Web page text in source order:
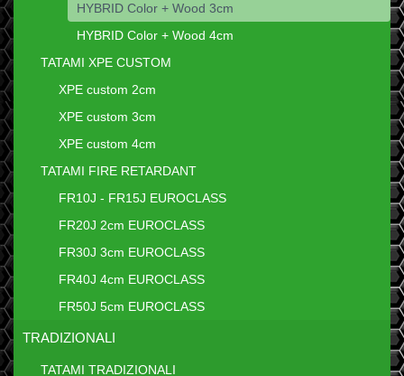
HYBRID Color + Wood 3cm
HYBRID Color + Wood 4cm
TATAMI XPE CUSTOM
XPE custom 2cm
XPE custom 3cm
XPE custom 4cm
TATAMI FIRE RETARDANT
FR10J - FR15J EUROCLASS
FR20J 2cm EUROCLASS
FR30J 3cm EUROCLASS
FR40J 4cm EUROCLASS
FR50J 5cm EUROCLASS
TRADIZIONALI
TATAMI TRADIZIONALI